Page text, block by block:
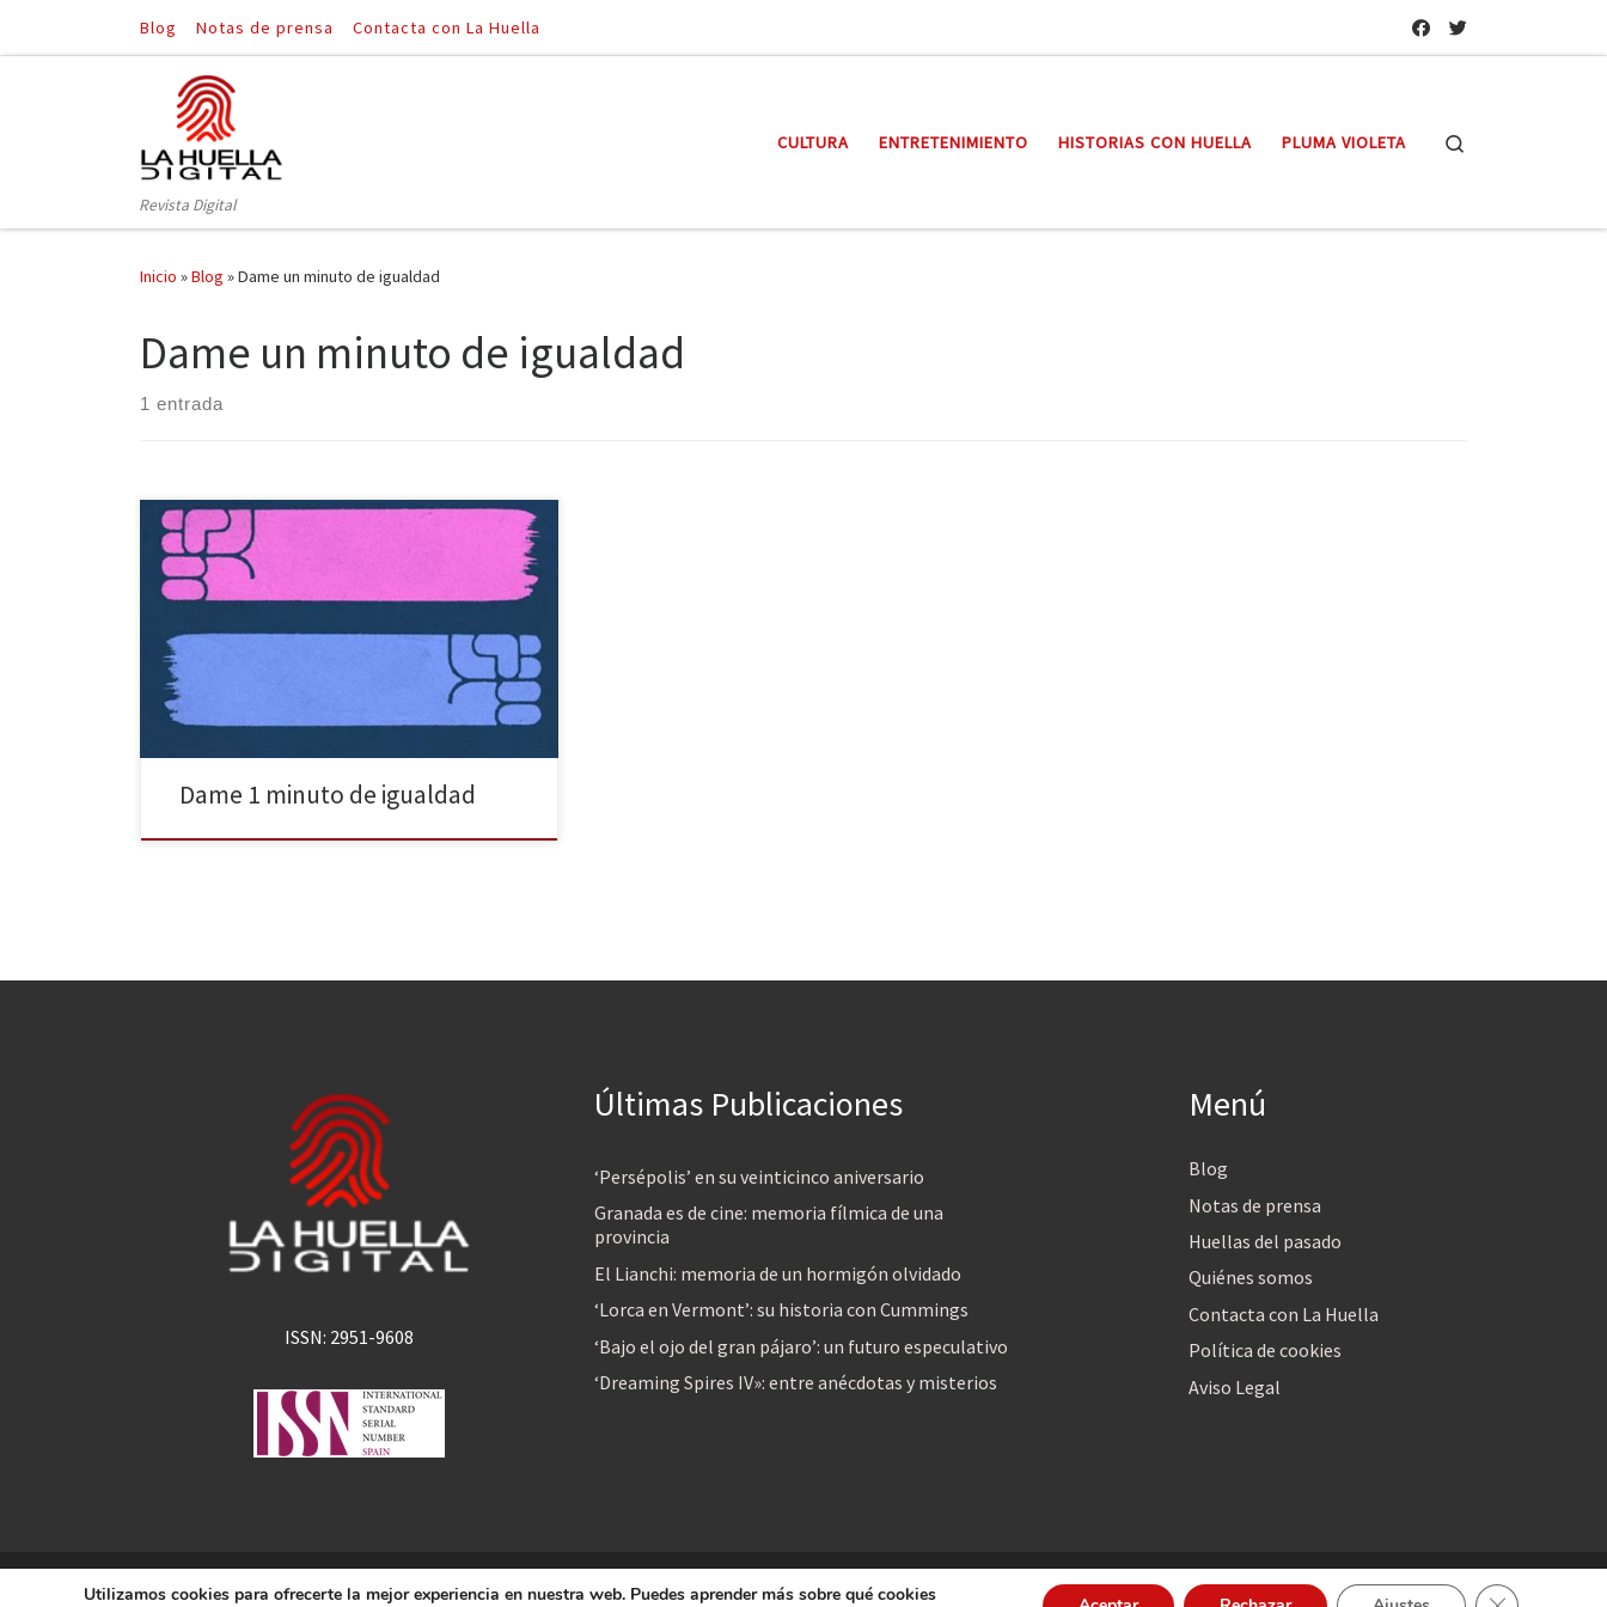
Saltar al contenido
Blog Notas de prensa Contacta con La Huella
Revista Digital
CULTURA ENTRETENIMIENTO HISTORIAS CON HUELLA PLUMA VIOLETA
Inicio »Blog »Dame un minuto de igualdad
Dame un minuto de igualdad
1 entrada
La fundación Unesco Etxea organiza la 6º edición del
Concurso audiovisual “Dame un minuto de….”,
refiriéndose, esta vez, a la búsqueda de la igualdad
de sexos. Para su realización cuenta con el
asesoramiento de la revista Pikara Magazine. El
concurso de cortometrajes consiste en realizar piezas
audiovisuales de un minuto […]
Dame 1 minuto de igualdad
ISSN: 2951-9608
Últimas Publicaciones
‘Persépolis’ en su veinticinco aniversario
Granada es de cine: memoria fílmica de una
provincia
El Lianchi: memoria de un hormigón olvidado
‘Lorca en Vermont’: su historia con Cummings
‘Bajo el ojo del gran pájaro’: un futuro especulativo
‘Dreaming Spires IV»: entre anécdotas y misterios
Menú
Blog
Notas de prensa
Huellas del pasado
Quiénes somos
Contacta con La Huella
Política de cookies
Aviso Legal
© 2026La Huella Digital– Todos los derechos reservados
Utilizamos cookies para ofrecerte la mejor experiencia en nuestra web. Puedes aprender más sobre qué cookies
Cerrar el